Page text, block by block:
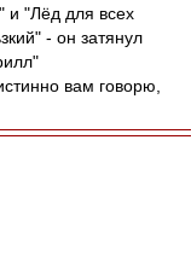
и "Лёд для всех
- он затянул
вам говорю,